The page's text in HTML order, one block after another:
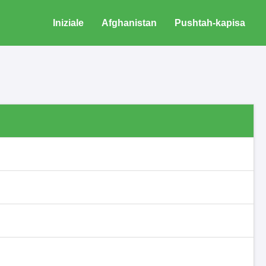
Iniziale Afghanistan Pushtah-kapisa